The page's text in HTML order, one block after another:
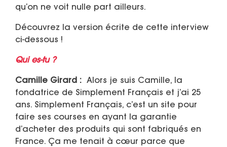
qu’on ne voit nulle part ailleurs.
Découvrez la version écrite de cette interview
ci-dessous !
Qui es-tu ?
Camille Girard :
Alors je suis Camille, la
fondatrice de Simplement Français et j’ai 25
ans. Simplement Français, c’est un site pour
faire ses courses en ayant la garantie
d’acheter des produits qui sont fabriqués en
France. Ça me tenait à cœur parce que